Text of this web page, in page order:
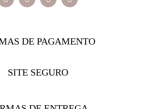
DE PAGAMENTO
SITE SEGURO